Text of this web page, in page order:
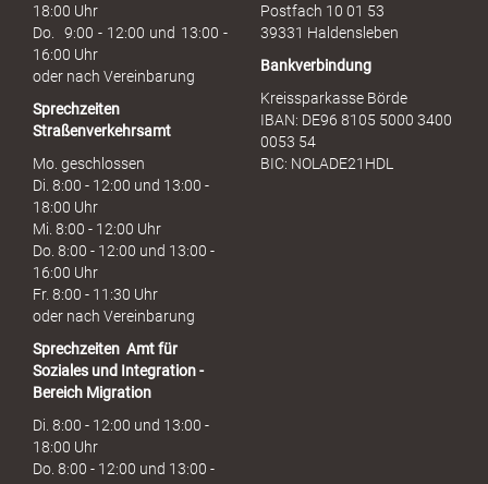
h
18:00 Uhr
Do. 9:00 - 12:00 und 13:00 -
16:00 Uhr
oder nach Vereinbarung
Sprechzeiten
Straßenverkehrsamt
Mo. geschlossen
Di. 8:00 - 12:00 und 13:00 -
18:00 Uhr
Mi. 8:00 - 12:00 Uhr
Do. 8:00 - 12:00 und 13:00 -
16:00 Uhr
Fr. 8:00 - 11:30 Uhr
oder nach Vereinbarung
Sprechzeiten Amt für
Soziales und Integration -
Bereich Migration
Di. 8:00 - 12:00 und 13:00 -
18:00 Uhr
Do. 8:00 - 12:00 und 13:00 -
Postfach 10 01 53
39331 Haldensleben
Bankverbindung
Kreissparkasse Börde
IBAN: DE96 8105 5000 3400
0053 54
BIC: NOLADE21HDL